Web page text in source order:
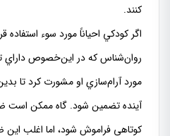
كنند.
اگر كودكي احياناً مورد سوء استفاده
روان‌شناس كه در اين‌خصوص داراي
مورد آرام‌سازي او مشورت كرد تا
آينده تضمين شود. گاه ممكن است
كوتاهي فراموش شود، اما اغلب اين